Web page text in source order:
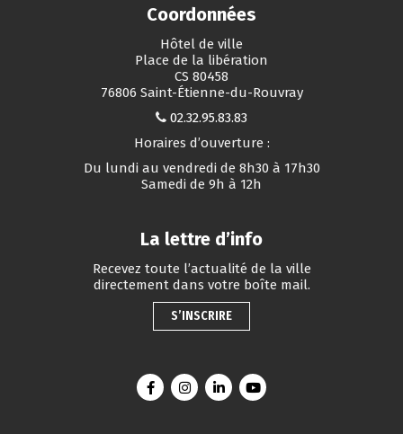
Coordonnées
Hôtel de ville
Place de la libération
CS 80458
76806 Saint-Étienne-du-Rouvray
02.32.95.83.83
Horaires d’ouverture :
Du lundi au vendredi de 8h30 à 17h30
Samedi de 9h à 12h
La lettre d’info
Recevez toute l’actualité de la ville
directement dans votre boîte mail.
S’INSCRIRE
Lien vers le compte Facebook
Lien vers le compte Instagram
Lien vers le compte Linkedin
Lien vers la chaîne